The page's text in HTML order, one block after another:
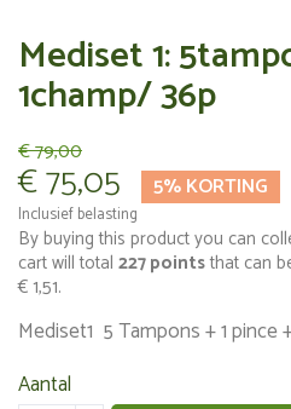
Mediset 1:
1champ/ 36p
€ 79,00
€ 75,05 5% KORTING
Inclusief belasting
By buying this product you can
cart will total 227pointsthat can
€ 1,51.
Mediset1 5 Tampons + 1 pince
Aantal